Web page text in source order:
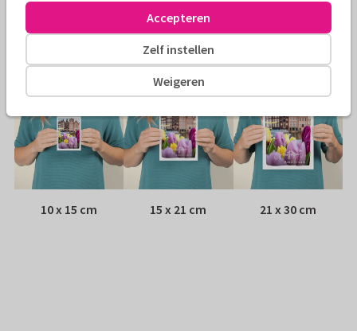
Adres: Achterop de kaart
Formaten
10 x 15 cm 15 x 21 cm 21 x 30 cm
Weigeren
Zelf instellen
Accepteren